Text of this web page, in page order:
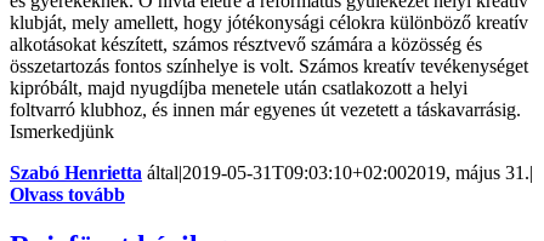
klubját, mely amellett, hogy jótékonysági célokra különböző kreatív
alkotásokat készített, számos résztvevő számára a közösség és
összetartozás fontos színhelye is volt. Számos kreatív tevékenységet
kipróbált, majd nyugdíjba menetele után csatlakozott a helyi
foltvarró klubhoz, és innen már egyenes út vezetett a táskavarrásig.
Ismerkedjünk
Szabó Henrietta által|2019-05-31T09:03:10+02:002019, május 31.|
Olvass tovább